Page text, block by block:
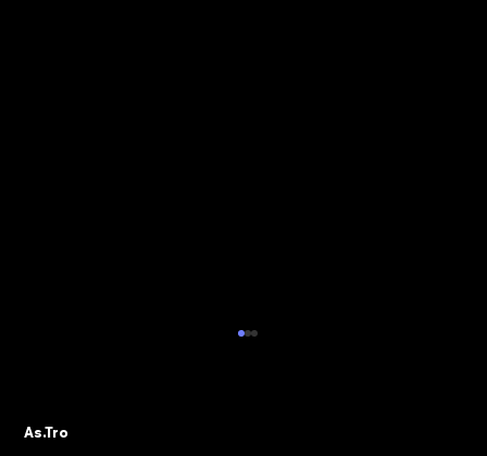
business con oltre 9 milioni di utenti Chat
As.Tro